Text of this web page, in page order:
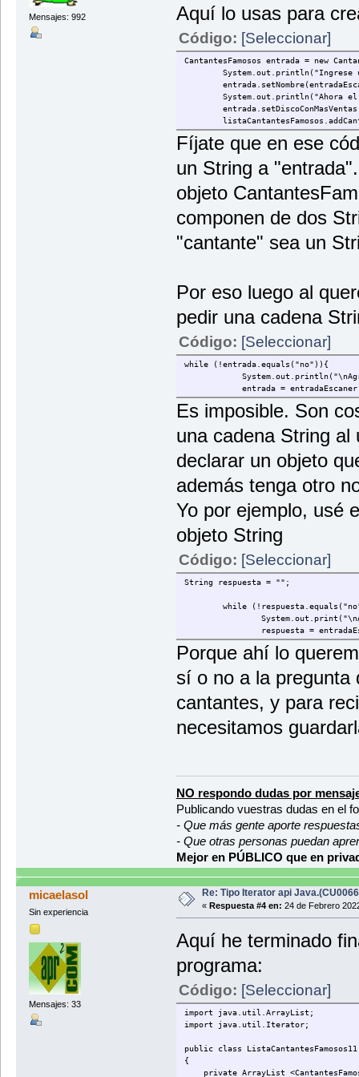
Mensajes: 992
Aquí lo usas para
Código: [Seleccionar]
CantantesFamosos entrada = new
System.out.println("Ingrese un
System.out.println("Ahora el
Fíjate que en ese
un String a
objeto
componen de dos
"cantante" sea un
Por eso luego al
pedir una cadena
Código: [Seleccionar]
while (!entrada.equals("no")){
entrada =
Es imposible. Son
una cadena String al
declarar un objeto
además tenga otro
Yo por ejemplo, usé
objeto String
Código: [Seleccionar]
String respuesta = "";
while
respuesta =
Porque ahí lo
sí o no a la pregunta
cantantes, y para
necesitamos
NO respondo dudas por
Publicando vuestras dudas en el
- Que más gente aporte
- Que otras personas puedan
Mejor en PÚBLICO que en
micaelasol
Sin experiencia
Mensajes: 33
Re: Tipo Iterator api
« Respuesta #4 en: 24 de Febrero
Aquí he terminado
programa:
Código: [Seleccionar]
import java.util.ArrayList;
import java.util.Iterator;
public class ListaCantantesFamosos11
{
private ArrayList